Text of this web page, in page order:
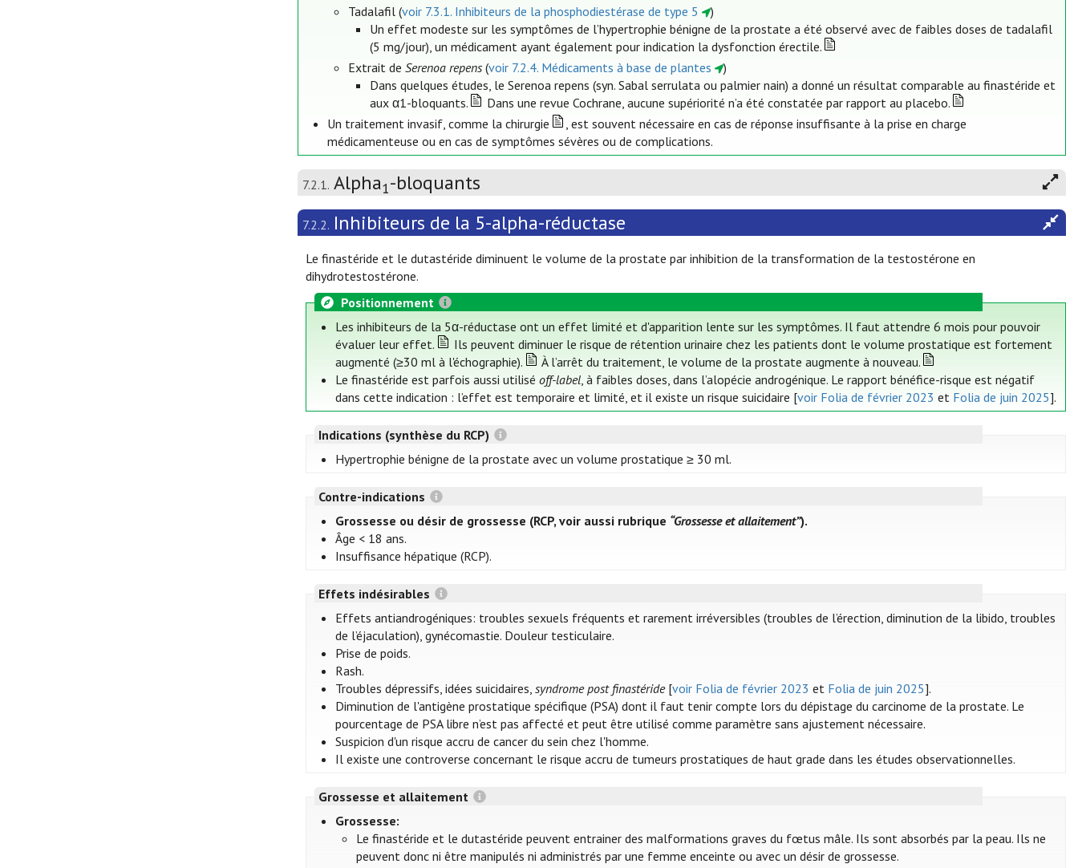
Tadalafil (voir 7.3.1. Inhibiteurs de la phosphodiestérase de type 5
)
Un effet modeste sur les symptômes de l’hypertrophie bénigne de la prostate a été observé avec de faibles doses de tadalafil
(5 mg/jour), un médicament ayant également pour indication la dysfonction érectile.
Extrait deSerenoa repens (voir 7.2.4. Médicaments à base de plantes
)
Dans quelques études, le Serenoa repens (syn. Sabal serrulata ou palmier nain) a donné un résultat comparable au finastéride et
aux α1-bloquants.
Dans une revue Cochrane, aucune supériorité n’a été constatée par rapport au placebo.
Un traitement invasif, comme la chirurgie
, est souvent nécessaire en cas de réponse insuffisante à la prise en charge
médicamenteuse ou en cas de symptômes sévères ou de complications.
7.2.1. Alpha1-bloquants
7.2.2. Inhibiteurs de la 5-alpha-réductase
Le finastéride et le dutastéride diminuent le volume de la prostate par inhibition de la transformation de la testostérone en
dihydrotestostérone.
Positionnement
Les inhibiteurs de la 5α-réductase ont un effet limité et d'apparition lente sur les symptômes. Il faut attendre 6 mois pour pouvoir
évaluer leur effet.
Ils peuvent diminuer le risque de rétention urinaire chez les patients dont le volume prostatique est fortement
augmenté (≥30 ml à l'échographie).
À l’arrêt du traitement, le volume de la prostate augmente à nouveau.
Le finastéride est parfois aussi utiliséoff-label, à faibles doses, dans l’alopécie androgénique. Le rapport bénéfice-risque est négatif
dans cette indication : l’effet est temporaire et limité, et il existe un risque suicidaire [voir Folia de février 2023 et Folia de juin 2025].
Indications (synthèse du RCP)
Hypertrophie bénigne de la prostate avec un volume prostatique ≥ 30 ml.
Contre-indications
Grossesse ou désir de grossesse (RCP, voir aussi rubrique “Grossesse et allaitement”).
Âge < 18 ans.
Insuffisance hépatique (RCP).
Effets indésirables
Effets antiandrogéniques: troubles sexuels fréquents et rarement irréversibles (troubles de l’érection, diminution de la libido, troubles
de l’éjaculation), gynécomastie. Douleur testiculaire.
Prise de poids.
Rash.
Troubles dépressifs, idées suicidaires,syndrome post finastéride[voir Folia de février 2023 et Folia de juin 2025].
Diminution de l'antigène prostatique spécifique (PSA) dont il faut tenir compte lors du dépistage du carcinome de la prostate. Le
pourcentage de PSA libre n’est pas affecté et peut être utilisé comme paramètre sans ajustement nécessaire.
Suspicion d'un risque accru de cancer du sein chez l'homme.
Il existe une controverse concernant le risque accru de tumeurs prostatiques de haut grade dans les études observationnelles.
Grossesse et allaitement
Grossesse:
Le finastéride et le dutastéride peuvent entrainer des malformations graves du fœtus mâle. Ils sont absorbés par la peau. Ils ne
peuvent donc ni être manipulés ni administrés par une femme enceinte ou avec un désir de grossesse.